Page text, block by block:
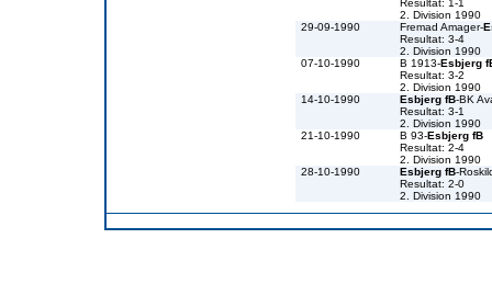
Resultat: 1-1
2. Division 1990
29-09-1990
Fremad Amager-
Resultat: 3-4
2. Division 1990
07-10-1990
B 1913-Esbjerg
Resultat: 3-2
2. Division 1990
14-10-1990
Esbjerg fB-BK
Resultat: 3-1
2. Division 1990
21-10-1990
B 93-Esbjerg fB
Resultat: 2-4
2. Division 1990
28-10-1990
Esbjerg fB-
Resultat: 2-0
2. Division 1990